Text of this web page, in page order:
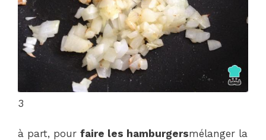
3
à part, pour faire les hamburgersmélanger la